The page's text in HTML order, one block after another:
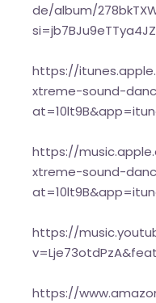
de/album/
https://
xtreme-sound-
https://
xtreme-sound-
https://
https://